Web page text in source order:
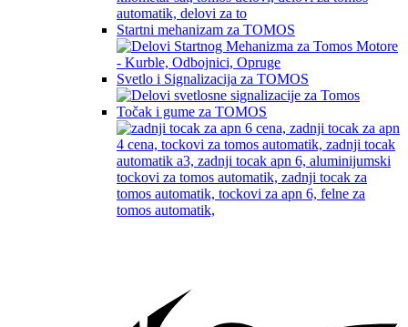
Startni mehanizam za TOMOS
Svetlo i Signalizacija za TOMOS
Točak i gume za TOMOS